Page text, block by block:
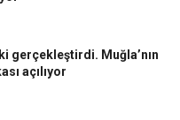
gerçekleştirdi. Muğla’nın
açılıyor